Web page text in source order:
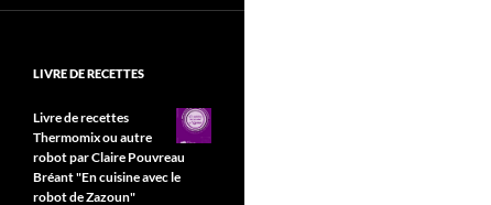
LIVRE DE RECETTES
Livre de recettes
Thermomix ou autre
robot par Claire Pouvreau
Bréant "En cuisine avec le
robot de Zazoun"